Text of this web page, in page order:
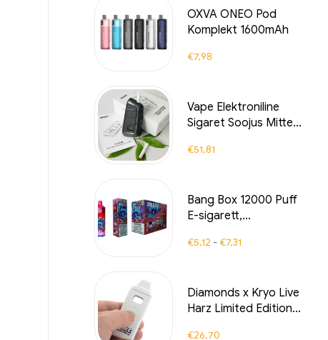
OXVA ONEO Pod
Komplekt 1600mAh
€7,98
Vape Elektroniline
Sigaret Soojus Mitte
E-sigarett Vape Sobib
€51,81
Bang Box 12000 Puff
E-sigarett,
ühekordsed E-
Strawberry Ice, 12000
tõmmet puhta
€5,12 -€7,31
Diamonds x Kryo Live
Harz Limited Edition
€26,70